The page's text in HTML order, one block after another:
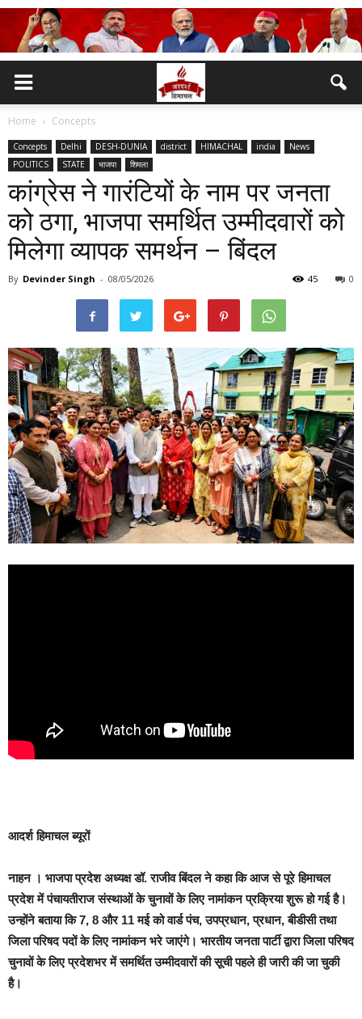
Home Concepts
Concepts Delhi DESH-DUNIA district HIMACHAL india
News
POLITICS
STATE भाजपा शिमला
कांग्रेस ने गारंटियों के नाम पर जनता
को ठगा, भाजपा समर्थित उम्मीदवारों को
मिलेगा व्यापक समर्थन – बिंदल
By Devinder Singh - 08/05/2026 0
45
आदर्श हिमाचल ब्यूरों
नाहन। भाजपा प्रदेश अध्यक्ष डॉ. राजीव बिंदल ने कहा कि आज से पूरे हिमाचल
प्रदेश में पंचायतीराज संस्थाओं के चुनावों के लिए नामांकन प्रक्रिया शुरू हो गई है।
उन्होंने बताया कि 7, 8 और 11 मई को वार्ड पंच, उपप्रधान, प्रधान, बीडीसी तथा
जिला परिषद पदों के लिए नामांकन भरे जाएंगे। भारतीय जनता पार्टी द्वारा जिला परिषद
चुनावों के लिए प्रदेशभर में समर्थित उम्मीदवारों की सूची पहले ही जारी की जा चुकी
है।